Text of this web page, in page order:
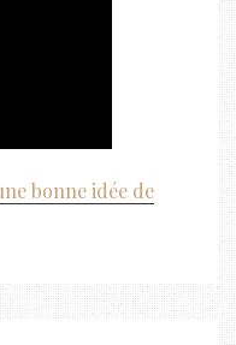
bonne idée de